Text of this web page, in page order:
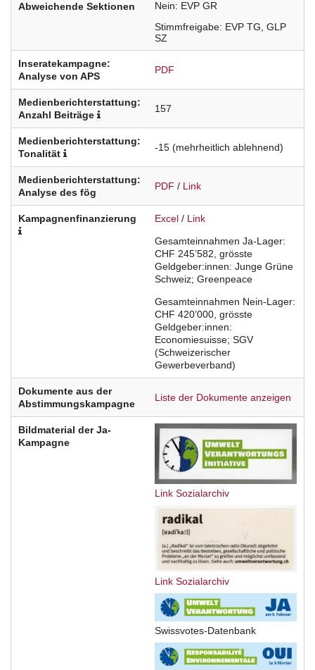
Abweichende Sektionen Nein EVP GR
Stimmfreigabe EVP TG GLP
SZ
Inseratekampagne:
Analyse von APS
PDF
Medienberichterstattung:
Anzahl Beiträge
157
Medienberichterstattung:
Tonalität
-15 (mehrheitlich ablehnend)
Medienberichterstattung:
Analyse des fög
PDF / Link
Kampagnenfinanzierung Excel / Link
Gesamteinnahmen Ja-Lager:
CHF 245’582, grösste
Geldgeber:innen: Junge Grüne
Schweiz; Greenpeace
Gesamteinnahmen Nein-Lager:
CHF 420’000, grösste
Geldgeber:innen:
Economiesuisse; SGV
(Schweizerischer
Gewerbeverband)
Dokumente aus der
Abstimmungskampagne
Liste der Dokumente anzeigen
Bildmaterial der Ja-
Kampagne
Link Sozialarchiv
Link Sozialarchiv
Swissvotes-Datenbank